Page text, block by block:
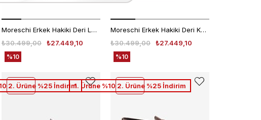
Moreschi Erkek Hakiki Deri Lacivert Mavi Loafer Konforlu Ayakkabı
₺27.449,10
₺30.499,00
%10
Moreschi Erkek Hakiki Deri Kauçuk Taban Kahverengi Loafer Konforlu Ayakkabı
₺27.449,10
₺30.499,00
%10
2. Ürüne %25 İndirim1. Ürüne %10 2. Ürüne %25 İndirim